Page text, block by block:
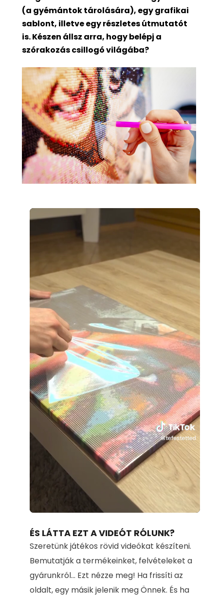
(a gyémántok tárolására), egy grafikai
sablont, illetve egy részletes útmutatót
is. Készen állsz arra, hogy belépj a
szórakozás csillogó világába?
96.40%
ÉS LÁTTA EZT A VIDEÓT RÓLUNK?
Szeretünk játékos rövid videókat készíteni.
Bemutatják a termékeinket, felvételeket a
gyárunkról... Ezt nézze meg! Ha frissíti az
oldalt, egy másik jelenik meg Önnek. És ha